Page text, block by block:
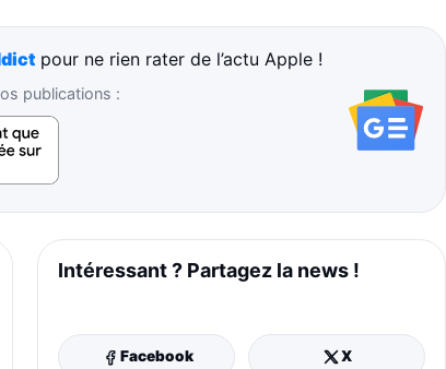
pour ne rien rater de l’actu Apple !
publications :
Intéressant ? Partagez la news !
Facebook X